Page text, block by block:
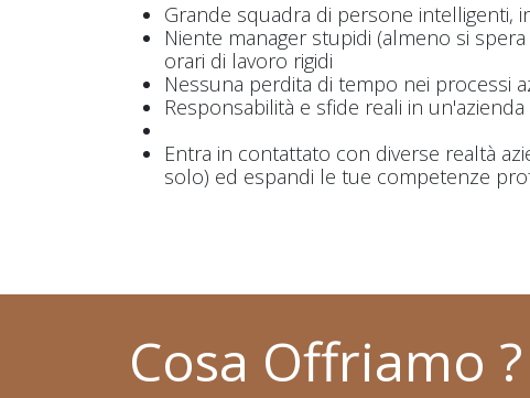
Grande squadra di persone intelligenti,
Niente manager stupidi (almeno si
orari di lavoro rigidi
Nessuna perdita di tempo nei processi
Responsabilità e sfide reali in
Entra in contattato con diverse realtà
solo) ed espandi le tue competenze
Cosa Offriamo ?